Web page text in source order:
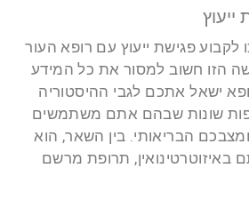
לקבוע פגישת ייעוץ עם רופא העור
הזו חשוב למסור את כל המידע
ישאל אתכם לגבי ההיסטוריה
שונות שבהם אתם משתמשים
הבריאותי. בין השאר, הוא
תרופת מרשם